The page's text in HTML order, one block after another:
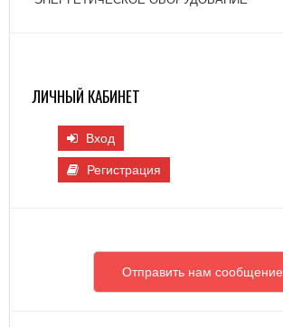
ЛИЧНЫЙ КАБИНЕТ
Вход
Регистрация
Отправить нам сообщение